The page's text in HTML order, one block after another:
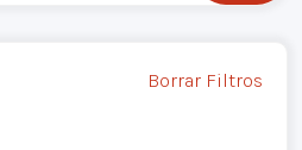
Borrar Filtros